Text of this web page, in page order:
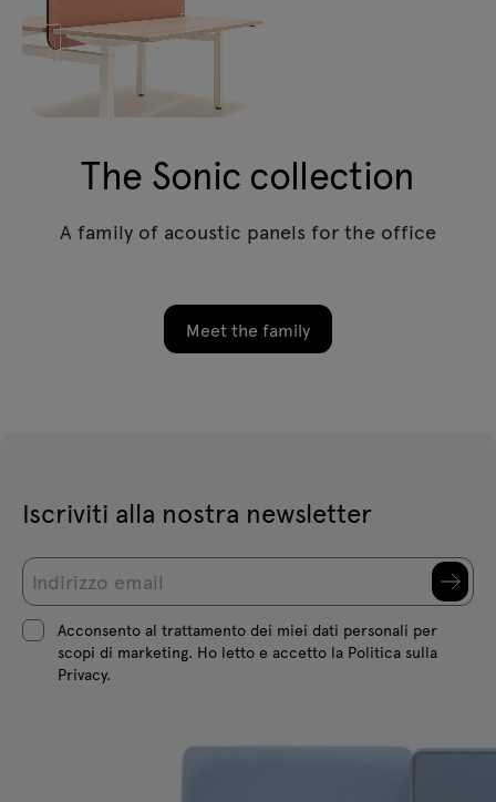
The Sonic collection
A family of acoustic panels for the office
Meet the family
Iscriviti alla nostra newsletter
Acconsento al trattamento dei miei dati personali per
scopi di marketing. Ho letto e accetto la Politica sulla
Privacy.